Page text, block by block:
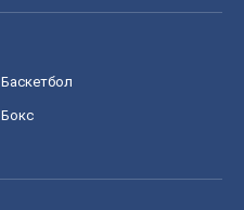
Баскетбол
Бокс